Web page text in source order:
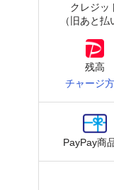
クレジッ
（旧あと払
残高
チャージ
PayPay商